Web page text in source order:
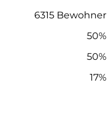
6315 Bewohner
50%
50%
17%